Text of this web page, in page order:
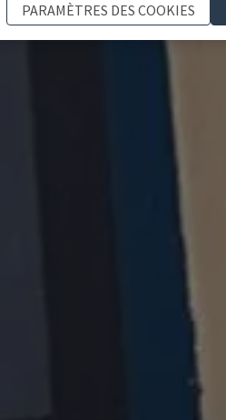
PARAMÈTRES DES COOKIES